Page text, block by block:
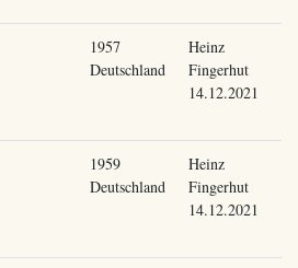
1957
Deutschland
Heinz
Fingerhut
14.12.2021
1959
Deutschland
Heinz
Fingerhut
14.12.2021